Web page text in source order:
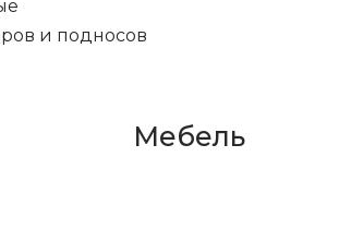
и подносов
Мебель